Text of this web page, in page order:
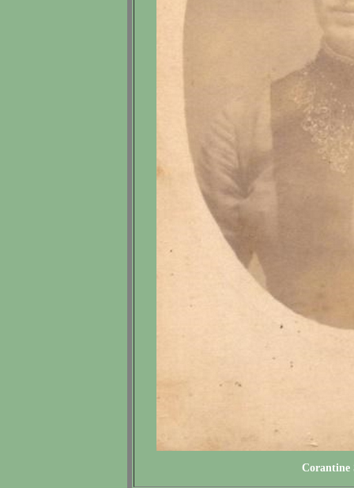
Corantine